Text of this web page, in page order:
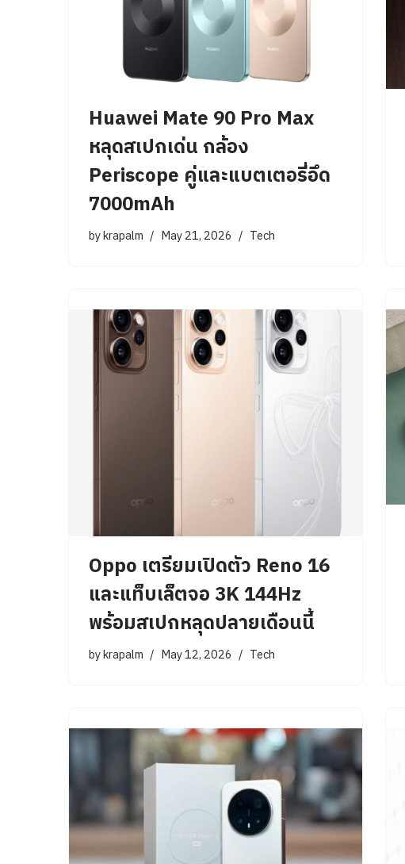
Huawei Mate 90 Pro Max
หลุดสเปกเด่น กล้อง
Periscope คู่และแบตเตอรี่อึด
7000mAh
bykrapalm May 21, 2026 Tech
Oppo เตรียมเปิดตัว Reno 16
และแท็บเล็ตจอ 3K 144Hz
พร้อมสเปกหลุดปลายเดือนนี้
bykrapalm May 12, 2026 Tech